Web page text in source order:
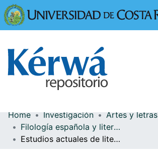
Communities & Collections
More Information
Home Investigación
Artes y letras
Filología española y literatura en español
Estudios actuales de literatura comparada. Teorías de la literatura y diálogos interdisciplinarios